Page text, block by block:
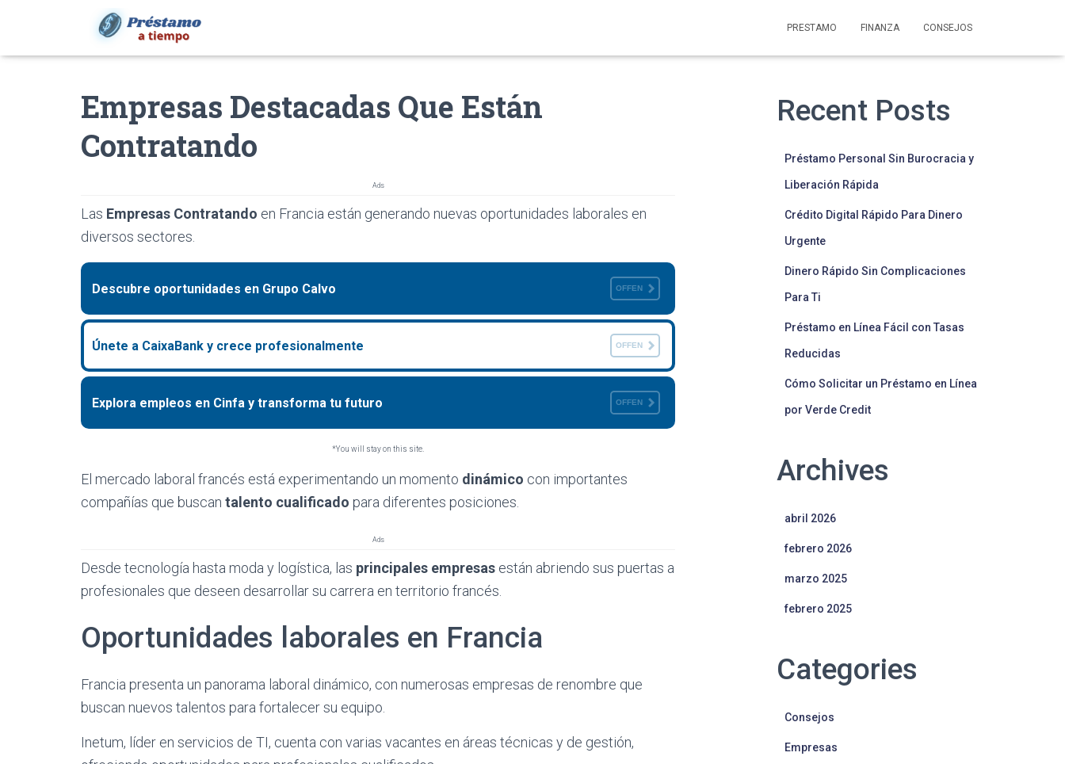
PRESTAMO FINANZA CONSEJOS
Empresas Destacadas Que Están
Contratando
Ads
Las Empresas Contratando en Francia están generando nuevas oportunidades laborales en
diversos sectores.
Descubre oportunidades en Grupo Calvo OFFEN
Únete a CaixaBank y crece profesionalmente OFFEN
Explora empleos en Cinfa y transforma tu futuro OFFEN
*You will stay on this site.
El mercado laboral francés está experimentando un momento dinámico con importantes
compañías que buscan talento cualificado para diferentes posiciones.
Ads
Desde tecnología hasta moda y logística, las principales empresas están abriendo sus puertas a
profesionales que deseen desarrollar su carrera en territorio francés.
Oportunidades laborales en Francia
Francia presenta un panorama laboral dinámico, con numerosas empresas de renombre que
buscan nuevos talentos para fortalecer su equipo.
Inetum, líder en servicios de TI, cuenta con varias vacantes en áreas técnicas y de gestión,
Recent Posts
Préstamo Personal Sin Burocracia y
Liberación Rápida
Crédito Digital Rápido Para Dinero
Urgente
Dinero Rápido Sin Complicaciones
Para Ti
Préstamo en Línea Fácil con Tasas
Reducidas
Cómo Solicitar un Préstamo en Línea
por Verde Credit
Archives
abril 2026
febrero 2026
marzo 2025
febrero 2025
Categories
Consejos
Empresas